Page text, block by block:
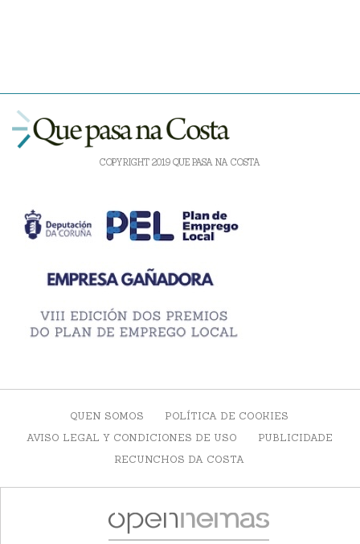
COPYRIGHT 2019 QUE PASA NA COSTA
QUEN SOMOS
POLÍTICA DE COOKIES
AVISO LEGAL Y CONDICIONES DE USO
PUBLICIDADE
RECUNCHOS DA COSTA